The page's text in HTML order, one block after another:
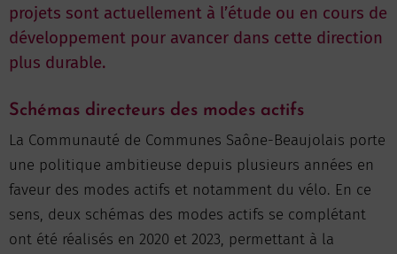
projets sont actuellement à l’étude ou en cours de
développement pour avancer dans cette direction
plus durable.
Schémas directeurs des modes actifs
La Communauté de Communes Saône-Beaujolais porte
une politique ambitieuse depuis plusieurs années en
faveur des modes actifs et notamment du vélo. En ce
sens, deux schémas des modes actifs se complétant
ont été réalisés en 2020 et 2023, permettant à la